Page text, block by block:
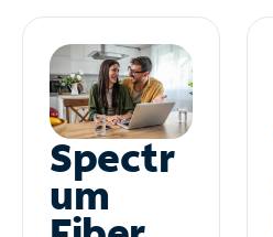
Spectr
um